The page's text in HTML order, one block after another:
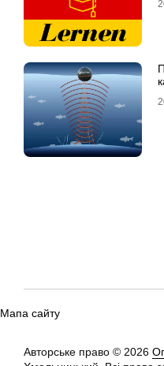
Мапа сайту
Авторське право © 2026